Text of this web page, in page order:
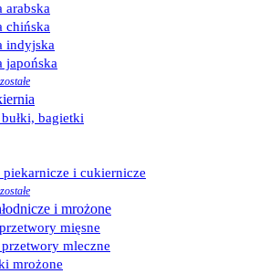
arabska
chińska
indyjska
japońska
bagietki
i cukiernicze
i mrożone
mięsne
mleczne
mrożone